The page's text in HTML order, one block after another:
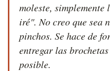
moleste, simplemente
iré". No creo que sea
pinchos. Se hace de
entregar las
posible.